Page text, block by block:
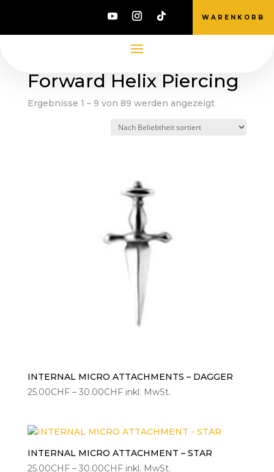
WARENKORB
/ Produkte verschlagwortet mit „Forward
Forward Helix Piercing
Ergebnisse 1 – 9 von 89 werden angezeigtNach
sortiert
INTERNAL MICRO ATTACHMENTS – DAGGER
25.00CHF – 30.00CHFPreisspanne:
30.00CHF
inkl. MwSt.
INTERNAL MICRO ATTACHMENT – STAR
25.00CHF – 30.00CHFPreisspanne:
inkl. MwSt.